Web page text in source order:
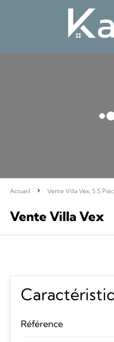
Accueil Vente Villa Vex, 5.5
Vente Villa Vex
Référence